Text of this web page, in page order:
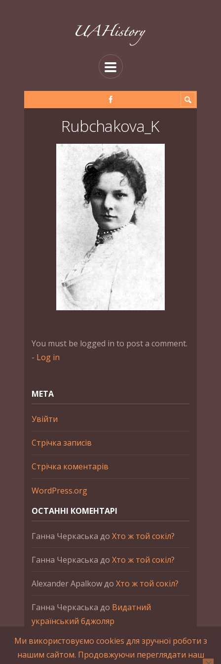
Rubchakova_K
You must be logged in to post a comment.
- Log in
МЕТА
Увійти
Стрічка записів
Стрічка коментарів
WordPress.org
ОСТАННІ КОМЕНТАРІ
Ганна Черкаська до Хто ж той сокіл?
Ганна Черкаська до Хто ж той сокіл?
Alexander Apalkowдо Хто ж той сокіл?
Ганна Черкаська до Видатний
український бджоляр
Ганна ЧеркаськадоПетро Франко
Ми використовуємо cookies для зручної роботи з
нашим сайтом. Продовжуючи переглядати наш